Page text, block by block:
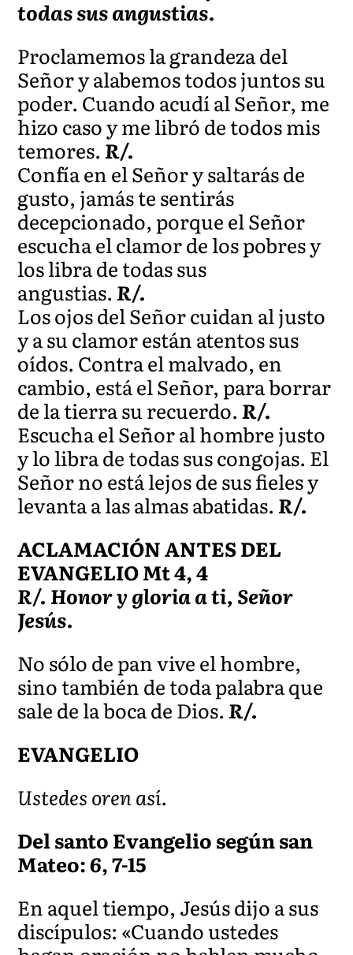
todas sus angustias.
Proclamemos la grandeza del
Señor y alabemos todos juntos su
poder. Cuando acudí al Señor, me
hizo caso y me libró de todos mis
temores.R/.
Confía en el Señor y saltarás de
gusto, jamás te sentirás
decepcionado, porque el Señor
escucha el clamor de los pobres y
los libra de todas sus
angustias.R/.
Los ojos del Señor cuidan al justo
y a su clamor están atentos sus
oídos. Contra el malvado, en
cambio, está el Señor, para borrar
de la tierra su recuerdo.R/.
Escucha el Señor al hombre justo
y lo libra de todas sus congojas. El
Señor no está lejos de sus fieles y
levanta a las almas abatidas.R/.
ACLAMACIÓN ANTES DEL
EVANGELIO Mt 4, 4
R/. Honor y gloria a ti, Señor
Jesús.
No sólo de pan vive el hombre,
sino también de toda palabra que
sale de la boca de Dios.R/.
EVANGELIO
Ustedes oren así.
Del santo Evangelio según san
Mateo: 6, 7-15
En aquel tiempo, Jesús dijo a sus
discípulos: «Cuando ustedes